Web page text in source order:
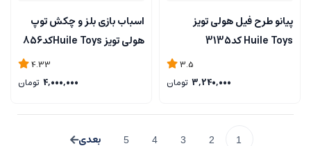
پیانو طرح فیل هولی تویز
Huile Toys کد3135
3.5
3,240,000 تومان
اسباب بازی بلز و چکش توپ
هولی تویز Huile Toysکد856
4.33
4,000,000 تومان
1
2
3
4
5